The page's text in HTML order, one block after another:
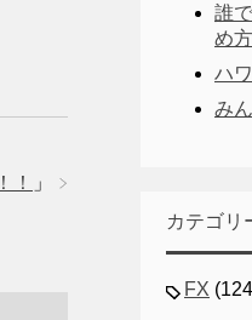
！ 」
誰
め方
ハ
み
カテゴリ
FX